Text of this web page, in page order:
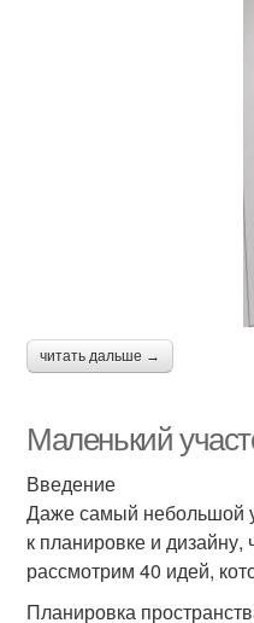
читать дальше →
Маленький
Введение
Даже самый небольшой
к планировке и
рассмотрим 40 идей,
Планировка